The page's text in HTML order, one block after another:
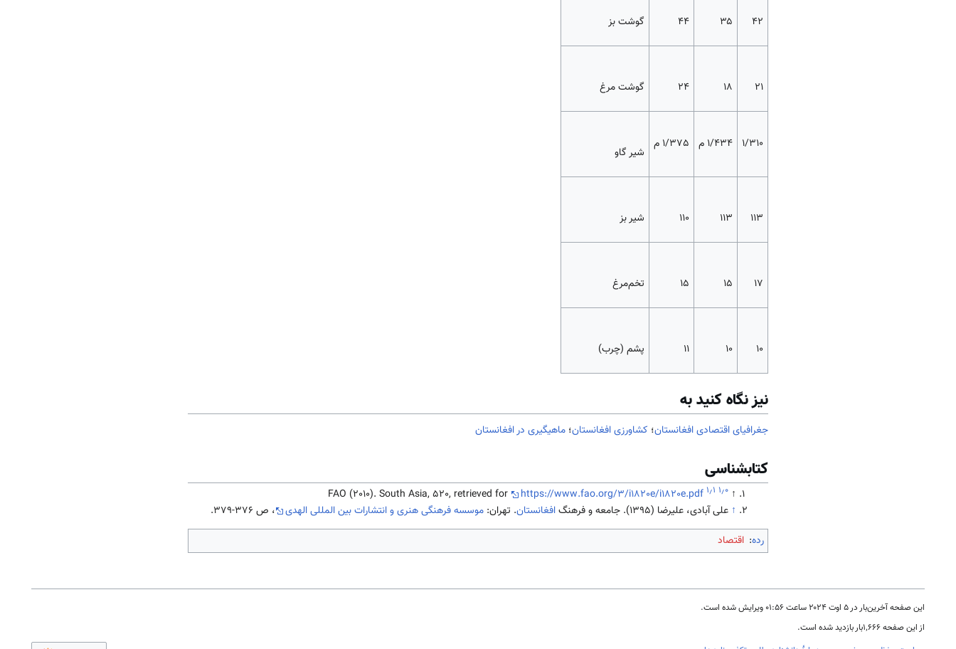
۴۲ ۳۵ ۴۴ گوشت بز
۲۱ ۱۸ ۲۴ گوشت مرغ
1/310 1/434 م 1/375 م
شیر گاو
۱۱۳ ۱۱۳ ۱۱۰ شیر بز
۱۷ ۱۵ ۱۵ تخم‌مرغ
۱۰ ۱۰ ۱۱ پشم (چرب)
نیز نگاه کنید به
جغرافیای اقتصادی افغانستان؛ کشاورزی افغانستان؛ ماهیگیری در افغانستان
کتابشناسی
↑ ۱٫۰ ۱٫۱ FAO (2010). South Asia, 520, retrieved for
https://www.fao.org/3/i1820e/i1820e.pdf
↑ علی آبادی، علیرضا (1395). جامعه و فرهنگ افغانستان. تهران: موسسه فرهنگی هنری و انتشارات بین المللی الهدی
، ص 376-379.
رده: اقتصاد
این صفحه آخرین‌بار در ‏۵ اوت ۲۰۲۴ ساعت ‏۰۱:۵۶ ویرایش شده است.
از این صفحه ۱٬۶۶۶بار بازدید شده است.